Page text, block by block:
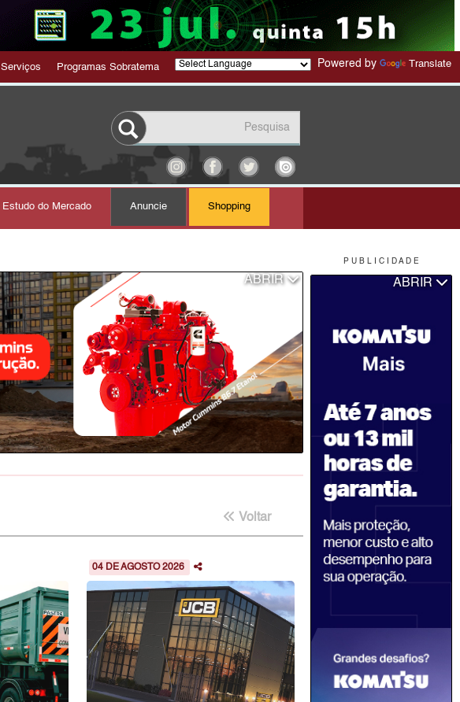
P U B L I C I D A D E
ABRIR
Serviços Programas Sobratema Powered by Translate
Estudo do Mercado Anuncie Shopping
ABRIR
Voltar
04 DE AGOSTO 2026